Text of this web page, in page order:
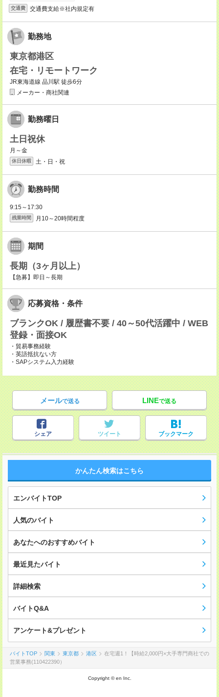
交通費 交通費支給※社内規定有
勤務地
東京都港区
在宅・リモートワーク
JR東海道線 品川駅 徒歩6分
メーカー・商社関連
勤務曜日
土日祝休
月～金
休日休暇 土・日・祝
勤務時間
9:15～17:30
残業時間 月10～20時間程度
期間
長期（3ヶ月以上）
【急募】即日～長期
応募資格・条件
ブランクOK / 履歴書不要 / 40～50代活躍中 / WEB
登録・面接OK
・貿易事務経験
・英語抵抗ない方
・SAPシステム入力経験
メールで送る LINEで送る
シェア ツイート ブックマーク
かんたん検索はこちら
エンバイトTOP
人気のバイト
あなたへのおすすめバイト
最近見たバイト
詳細検索
バイトQ&A
アンケート&プレゼント
バイトTOP 関東 東京都 港区
在宅週1！【時給2,000円×大手専門商社での
営業事務(110422390）
Copyright © en Inc.